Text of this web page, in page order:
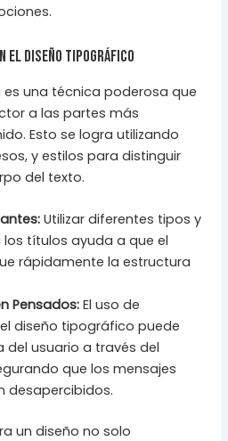
el Diseño Tipográfico
una técnica poderosa que
a las partes más
Esto se logra utilizando
y estilos para distinguir
del texto.
Utilizar diferentes tipos y
títulos ayuda a que el
rápidamente la estructura
Pensados:El uso de
diseño tipográfico puede
del usuario a través del
que los mensajes
desapercibidos.
un diseño no solo